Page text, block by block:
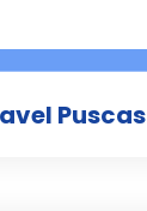
Puscas